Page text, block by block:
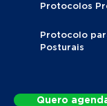
Protocolos
Protocolo
Posturais
Quero